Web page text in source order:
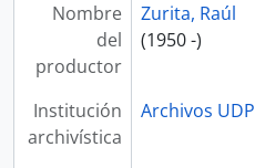
Nombre
del
productor
Zurita, Raúl
(1950 -)
Institución
archivística
Archivos UDP